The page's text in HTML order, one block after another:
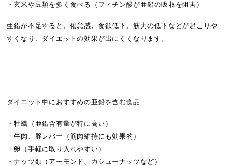
・玄米や豆類を多く食べる（フィチン酸が亜鉛の吸収を阻害）
亜鉛が不足すると、倦怠感、食欲低下、筋力の低下などが起こりや
すくなり、ダイエットの効果が出にくくなります。
ダイエット中におすすめの亜鉛を含む食品
・牡蠣（亜鉛含有量が特に高い）
・牛肉、豚レバー（筋肉維持にも効果的）
・卵（手軽に取り入れやすい）
・ナッツ類（アーモンド、カシューナッツなど）